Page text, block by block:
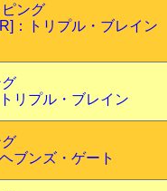
ング
：トリプル・ブレイン
リプル・ブレイン
ブンズ・ゲート